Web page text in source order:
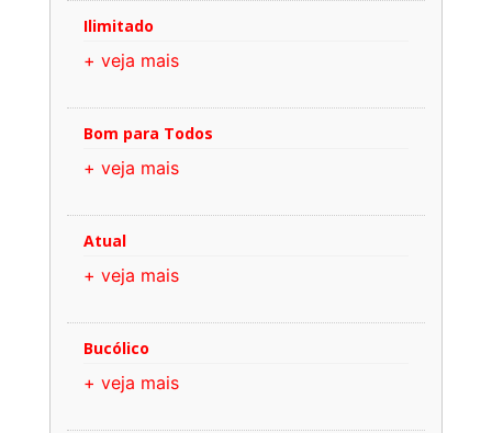
Ilimitado
+ veja mais
Bom para Todos
+ veja mais
Atual
+ veja mais
Bucólico
+ veja mais